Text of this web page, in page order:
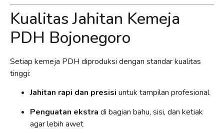
Kualitas Jahitan Kemeja
PDH Bojonegoro
Setiap kemeja PDH diproduksi dengan standar kualitas
tinggi:
Jahitan rapi dan presisi untuk tampilan profesional
Penguatan ekstra di bagian bahu, sisi, dan ketiak
agar lebih awet